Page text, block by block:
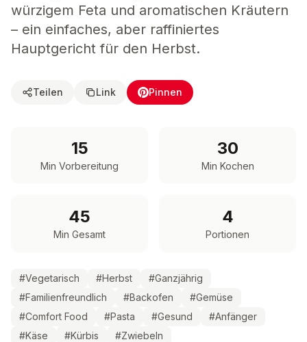
würzigem Feta und aromatischen Kräutern
– ein einfaches, aber raffiniertes
Hauptgericht für den Herbst.
Teilen Link Pinnen
15
Min Vorbereitung
30
Min Kochen
45
Min Gesamt
4
Portionen
#Vegetarisch #Herbst #Ganzjährig
#Familienfreundlich #Backofen #Gemüse
#Comfort Food #Pasta #Gesund #Anfänger
#Käse #Kürbis #Zwiebeln